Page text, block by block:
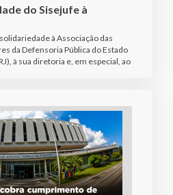
do Sisejufe à
à Associação das
da Defensoria Pública do Estado
à sua diretoria e, em especial, ao